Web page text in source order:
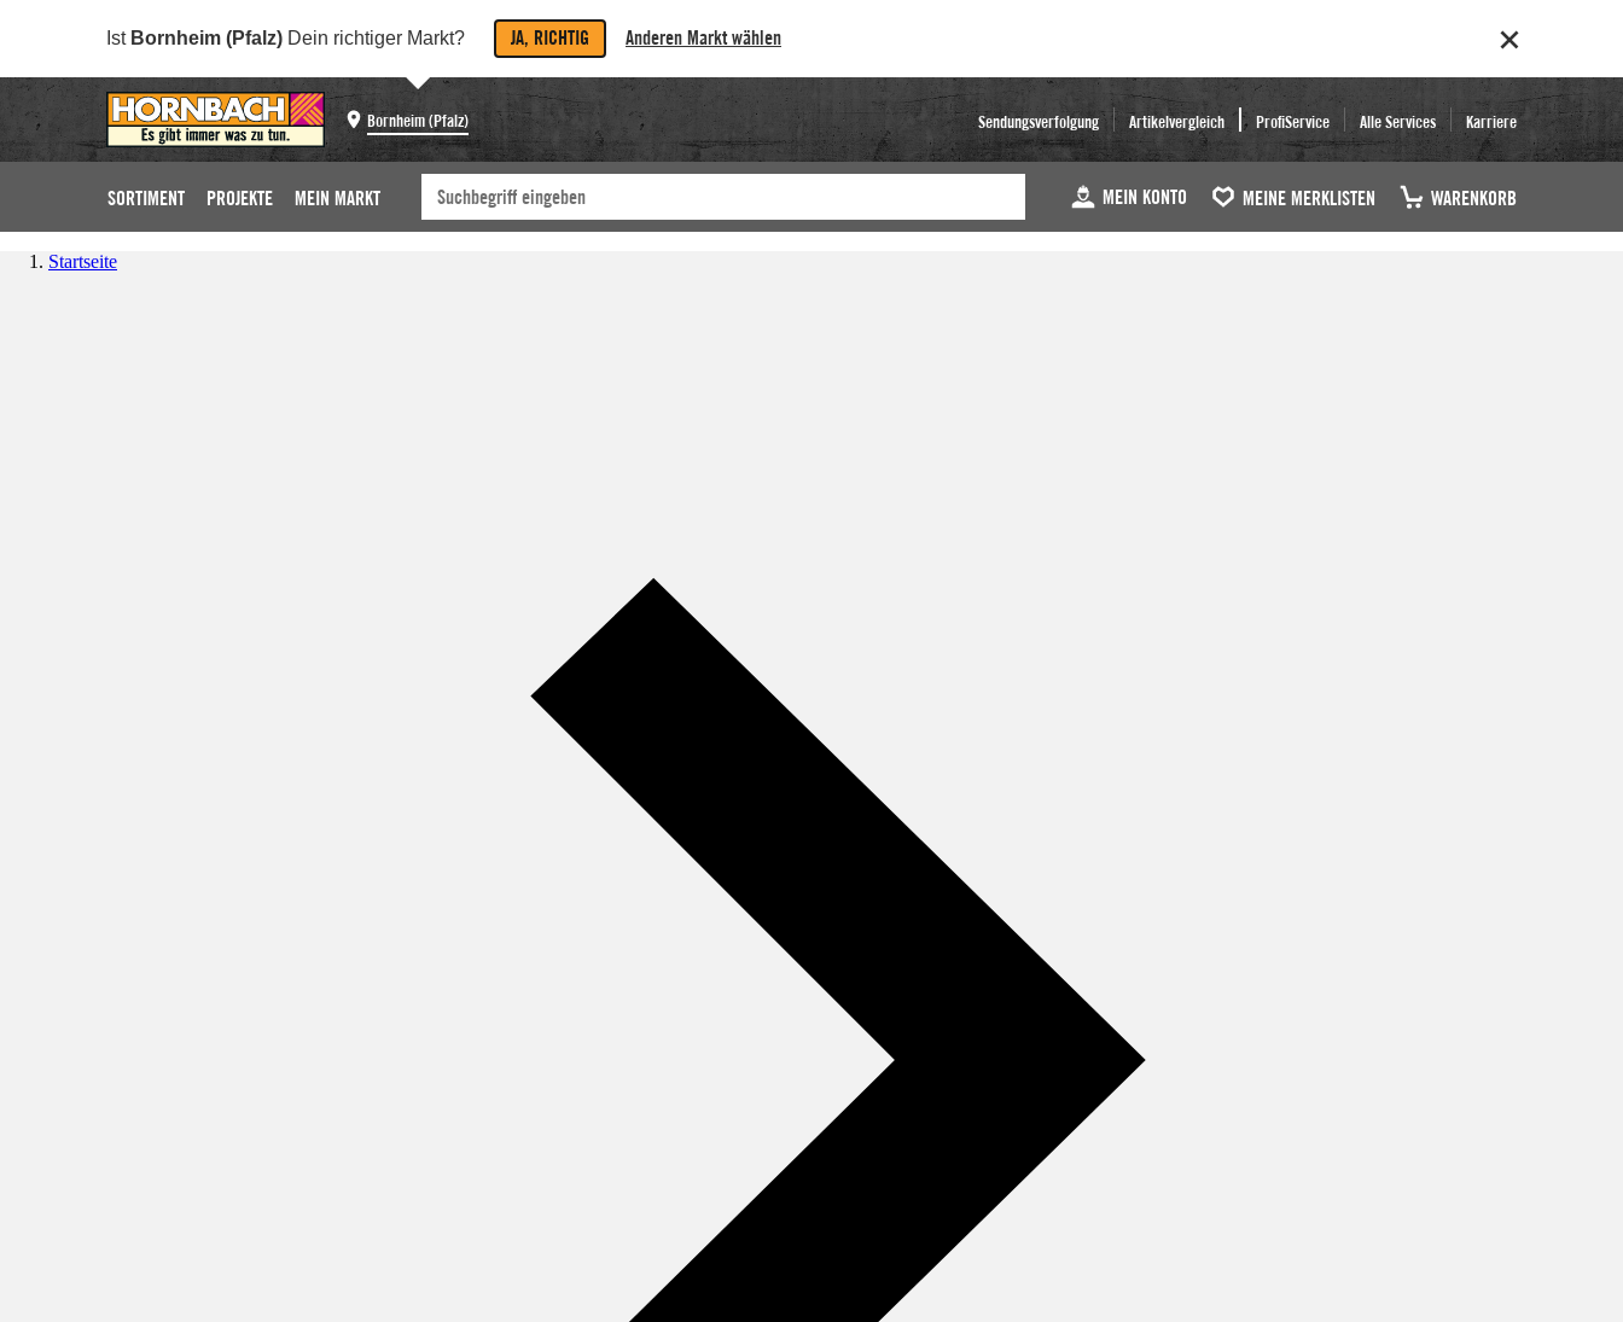
Ist Bornheim (Pfalz) Dein richtiger Markt? JA, RICHTIG Anderen Markt wählen
Bornheim (Pfalz) Sendungsverfolgung Artikelvergleich ProfiService Alle Services Karriere
SORTIMENT PROJEKTE MEIN MARKT MEIN KONTO MEINE MERKLISTEN WARENKORB
Startseite